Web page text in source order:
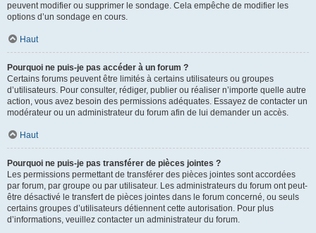
peuvent modifier ou supprimer le sondage. Cela empêche de modifier les
options d’un sondage en cours.
Haut
Pourquoi ne puis-je pas accéder à un forum ?
Certains forums peuvent être limités à certains utilisateurs ou groupes
d’utilisateurs. Pour consulter, rédiger, publier ou réaliser n’importe quelle autre
action, vous avez besoin des permissions adéquates. Essayez de contacter un
modérateur ou un administrateur du forum afin de lui demander un accès.
Haut
Pourquoi ne puis-je pas transférer de pièces jointes ?
Les permissions permettant de transférer des pièces jointes sont accordées
par forum, par groupe ou par utilisateur. Les administrateurs du forum ont peut-
être désactivé le transfert de pièces jointes dans le forum concerné, ou seuls
certains groupes d’utilisateurs détiennent cette autorisation. Pour plus
d’informations, veuillez contacter un administrateur du forum.